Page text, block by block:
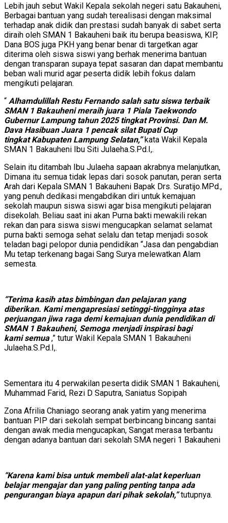
Lebih jauh sebut Wakil Kepala sekolah negeri satu Bakauheni,
Berbagai bantuan yang sudah terealisasi dengan maksimal
terhadap anak didik dan prestasi sudah banyak di sabet serta
diraih oleh SMAN 1 Bakauheni baik itu berupa beasiswa, KIP,
Dana BOS juga PKH yang benar benar di targetkan agar
diterima oleh siswa siswi yang berhak menerima bantuan
dengan transparan supaya tepat sasaran dan dapat membantu
beban wali murid agar peserta didik lebih fokus dalam
mengikuti pelajaran.
“ Alhamdulillah Restu Fernando salah satu siswa terbaik
SMAN 1 Bakauheni meraih juara 1 Piala Taekwondo
Gubernur Lampung tahun 2025 tingkat Provinsi. Dan M.
Dava Hasibuan Juara 1 pencak silat Bupati Cup
tingkatKabupaten Lampung Selatan,” kata Wakil Kepala
SMAN 1 Bakauheni Ibu Siti Julaeha.S.Pd.I,.
Selain itu ditambah Ibu Julaeha sapaan akrabnya melanjutkan,
Dimana itu semua tidak lepas dari sosok panutan, peran serta
Arah dari Kepala SMAN 1 Bakauheni Bapak Drs. Suratijo.MPd.,
yang penuh dedikasi mengabdikan diri untuk kemajuan
sekolah maupun siswa siswi agar bisa mengikuti pelajaran
disekolah. Beliau saat ini akan Purna bakti mewakili rekan
rekan dan para siswa siswi mengucapkan selamat selamat
purna bakti semoga sehat selalu dan tetap menjadi sosok
teladan bagi pelopor dunia pendidikan “Jasa dan pengabdian
Mu tetap terkenang bagai Sang Surya melewatkan Alam
semesta.
“Terima kasih atas bimbingan dan pelajaran yang
diberikan. Kami mengapresiasi setinggi-tingginya atas
perjuangan jiwa raga demi kemajuan dunia pendidikan di
SMAN 1 Bakauheni, Semoga menjadi inspirasi bagi
kamisemua,” tutur Wakil Kepala SMAN 1 Bakauheni
Julaeha.S.Pd.I,.
Sementara itu 4 perwakilan peserta didik SMAN 1 Bakauheni,
Muhammad Farid, Rezi D Saputra, Saniatus Sopipah
Zona Afrilia Chaniago seorang anak yatim yang menerima
bantuan PIP dari sekolah sempat berbincang bincang santai
dengan awak media mengucapkan, Sangat merasa terbantu
dengan adanya bantuan dari sekolah SMA negeri 1 Bakauheni
“Karena kami bisa untuk membeli alat-alat keperluan
belajar mengajar dan yang paling penting tanpa ada
pengurangan biaya apapun dari pihak sekolah,”tutupnya.